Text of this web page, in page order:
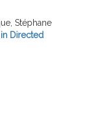
Stéphane
Directed